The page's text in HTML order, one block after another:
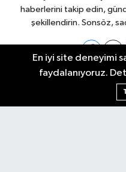
haberlerini takip edin,
şekillendirin. Sonsöz,
Ankara Nöbetçi Eczaneler
En iyi site deneyimi
faydalanıyoruz.